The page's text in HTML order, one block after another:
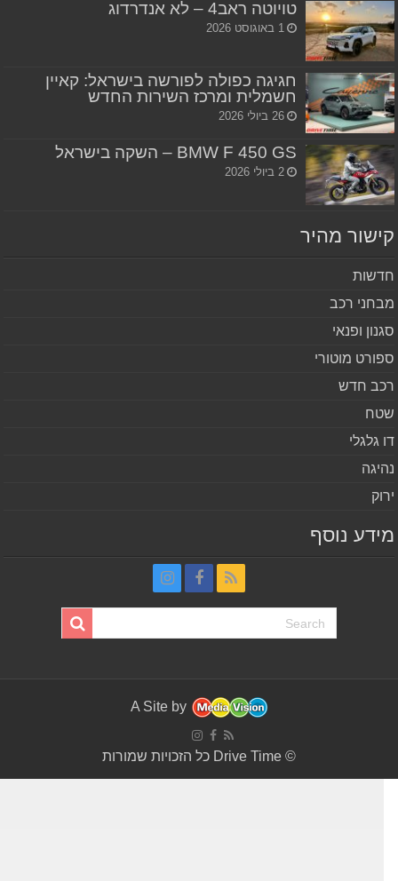
טויוטה ראב4 – לא אנדרדוג
1 באוגוסט 2026
חגיגה כפולה לפורשה בישראל: קאיין
חשמלית ומרכז השירות החדש
26 ביולי 2026
BMW F 450 GS – השקה בישראל
2 ביולי 2026
מהיר
רכב
ופנאי
מוטורי
חדש
גלגלי
נוסף
A Site by